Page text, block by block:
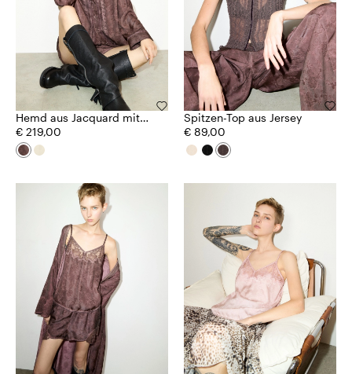
Hemd aus Jacquard mit
Spitzenbesatz
€ 219,00
Spitzen-Top aus Jersey
€ 89,00